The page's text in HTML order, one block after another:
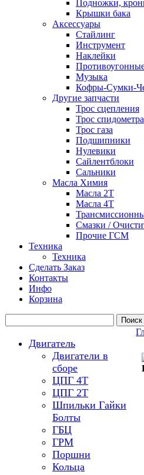
Подножки,
Крышки бака
Аксессуары
Стайлинг
Инструмент
Наклейки
Музыка
Кофры-Сумки-
Другие запчасти
Трос сцепления
Трос спидометра
Трос газа
Подшипники
Нулевики
Сайлентблоки
Сальники
Масла Химия
Масла 2Т
Масла 4Т
Смазки /
Прочие ГСМ
Техника
Техника
Сделать Заказ
Контакты
Инфо
Корзина
Двигатель
Двигатели в
сборе
ЦПГ 4Т
ЦПГ 2Т
Шпильки Гайки
Болты
ГБЦ
ГРМ
Поршни
Кольца